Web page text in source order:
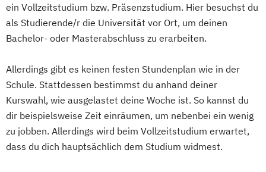
ein Vollzeitstudium bzw. Präsenzstudium. Hier besuchst du
als Studierende/r die Universität vor Ort, um deinen
Bachelor- oder Masterabschluss zu erarbeiten.
Allerdings gibt es keinen festen Stundenplan wie in der
Schule. Stattdessen bestimmst du anhand deiner
Kurswahl, wie ausgelastet deine Woche ist. So kannst du
dir beispielsweise Zeit einräumen, um nebenbei ein wenig
zu jobben. Allerdings wird beim Vollzeitstudium erwartet,
dass du dich hauptsächlich dem Studium widmest.